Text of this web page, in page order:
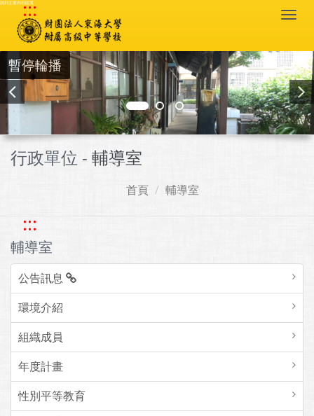
跳到主要內容區塊
:::
暫停輪播
行政單位 - 輔導室
首頁 輔導室
:::
輔導室
公告訊息
環境介紹
組織成員
年度計畫
性別平等教育